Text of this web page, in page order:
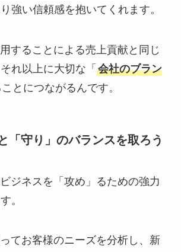
強い信頼感を抱いてくれます。
することによる売上貢献と同じ
れ以上に大切な「 会社のブラン
とにつながるんです。
「守り」のバランスを取ろう
ジネスを「攻め」るための強力
。
てお客様のニーズを分析し、新